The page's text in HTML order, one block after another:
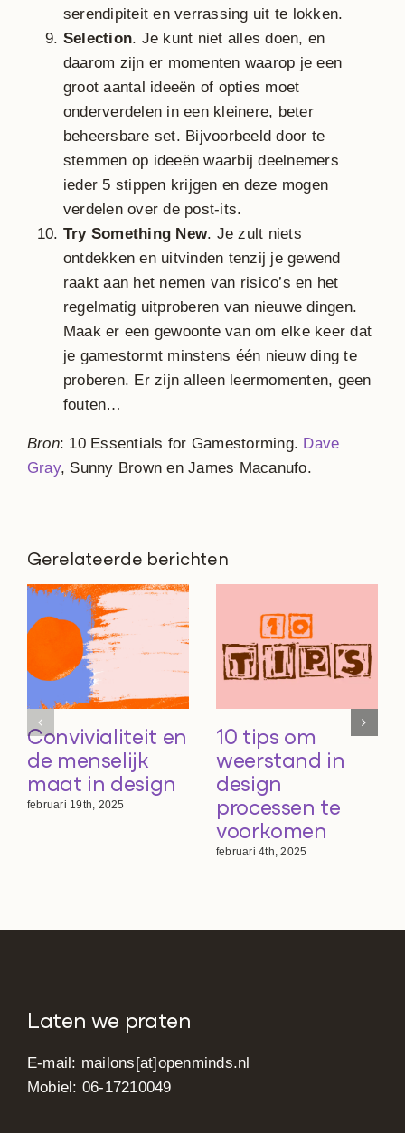
serendipiteit en verrassing uit te lokken.
Selection. Je kunt niet alles doen, en
daarom zijn er momenten waarop je een
groot aantal ideeën of opties moet
onderverdelen in een kleinere, beter
beheersbare set. Bijvoorbeeld door te
stemmen op ideeën waarbij deelnemers
ieder 5 stippen krijgen en deze mogen
verdelen over de post-its.
Try Something New. Je zult niets
ontdekken en uitvinden tenzij je gewend
raakt aan het nemen van risico’s en het
regelmatig uitproberen van nieuwe dingen.
Maak er een gewoonte van om elke keer dat
je gamestormt minstens één nieuw ding te
proberen. Er zijn alleen leermomenten, geen
fouten…
Bron: 10 Essentials for Gamestorming. Dave
Gray, Sunny Brown en James Macanufo.
Gerelateerde berichten
Convivialiteit en
de menselijk
maat in design
februari 19th, 2025
10 tips om
weerstand in
design
processen te
voorkomen
februari 4th, 2025
Laten we praten
E-mail: mailons[at]openminds.nl
Mobiel: 06-17210049